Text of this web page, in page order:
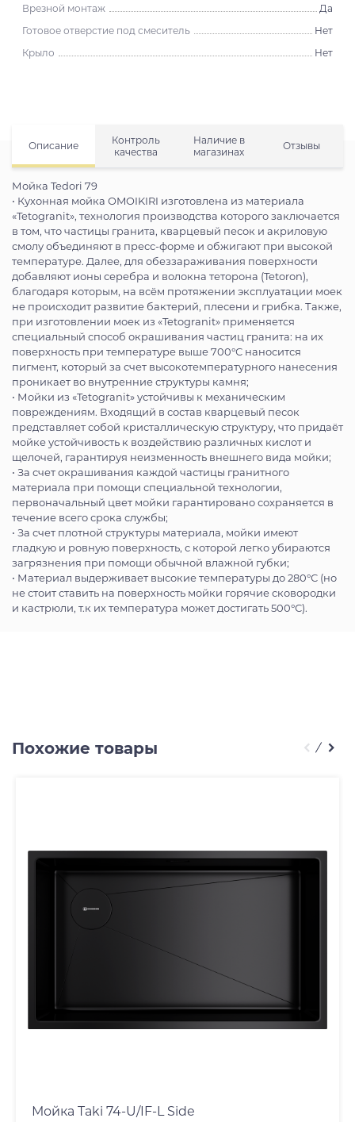
Врезной монтаж
Да
Готовое отверстие под смеситель
Нет
Крыло
Нет
Описание
Контроль
качества
Наличие в
магазинах
Отзывы
Мойка Tedori 79
• Кухонная мойка OMOIKIRI изготовлена из материала
«Tetogranit», технология производства которого заключается
в том, что частицы гранита, кварцевый песок и акриловую
смолу объединяют в пресс-форме и обжигают при высокой
температуре. Далее, для обеззараживания поверхности
добавляют ионы серебра и волокна теторона (Tetoron),
благодаря которым, на всём протяжении эксплуатации моек
не происходит развитие бактерий, плесени и грибка. Также,
при изготовлении моек из «Tetogranit» применяется
специальный способ окрашивания частиц гранита: на их
поверхность при температуре выше 700°С наносится
пигмент, который за счет высокотемпературного нанесения
проникает во внутренние структуры камня;
• Мойки из «Tetogranit» устойчивы к механическим
повреждениям. Входящий в состав кварцевый песок
представляет собой кристаллическую структуру, что придаёт
мойке устойчивость к воздействию различных кислот и
щелочей, гарантируя неизменность внешнего вида мойки;
• За счет окрашивания каждой частицы гранитного
материала при помощи специальной технологии,
первоначальный цвет мойки гарантировано сохраняется в
течение всего срока службы;
• За счет плотной структуры материала, мойки имеют
гладкую и ровную поверхность, с которой легко убираются
загрязнения при помощи обычной влажной губки;
• Материал выдерживает высокие температуры до 280°С (но
не стоит ставить на поверхность мойки горячие сковородки
и кастрюли, т.к их температура может достигать 500°С).
Похожие товары
Мойка Taki 74-U/IF-L Side